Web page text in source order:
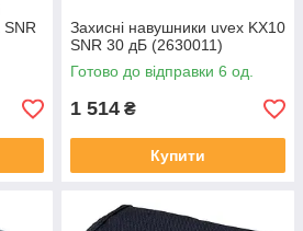
Захисні навушники uvex KX10
SNR 30 дБ (2630011)
Готово до відправки 6 од.
1 514 ₴
Купити